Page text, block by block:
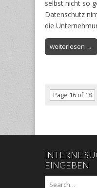
selbst nicht so
Datenschutz
die
weiterlesen →
Page 16 of 18
INTERNE
EINGEBEN